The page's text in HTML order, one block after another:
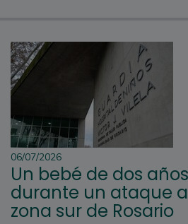
06/07/2026
Un bebé de dos
durante un ataque
zona sur de Rosario